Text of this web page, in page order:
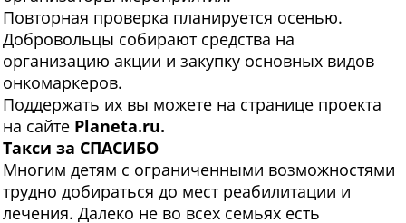
Повторная проверка планируется осенью.
Добровольцы собирают средства на
организацию акции и закупку основных видов
онкомаркеров.
Поддержать их вы можете на странице проекта
на сайте Planeta.ru.
Такси за СПАСИБО
Многим детям с ограниченными возможностями
трудно добираться до мест реабилитации и
лечения. Далеко не во всех семьях есть